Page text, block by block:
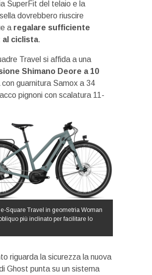
SuperFit del telaio e la
dovrebbero riuscire
a regalare sufficiente
ciclista.
Travel si affida a una
Shimano Deore a 10
con guarnitura Samox a 34
pignoni con scalatura 11-
Square Travel in geometria Woman
più inclinato per facilitare lo
riguarda la sicurezza la nuova
Ghost punta su un sistema